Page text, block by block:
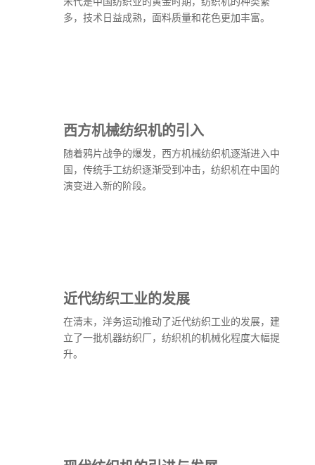
多，技术日益成熟，面料质量和花色更加丰富。
西方机械纺织机的引入
随着鸦片战争的爆发，西方机械纺织机逐渐进入中
国，传统手工纺织逐渐受到冲击，纺织机在中国的
演变进入新的阶段。
近代纺织工业的发展
在清末，洋务运动推动了近代纺织工业的发展，建
立了一批机器纺织厂，纺织机的机械化程度大幅提
升。